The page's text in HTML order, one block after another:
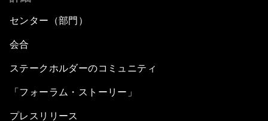
センター（部門）
会合
ステークホルダーのコミュニティ
「フォーラム・ストーリー」
プレスリリース